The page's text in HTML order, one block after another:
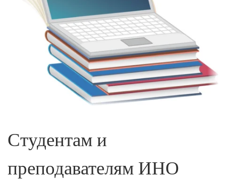
Студентам и
преподавателям ИНО